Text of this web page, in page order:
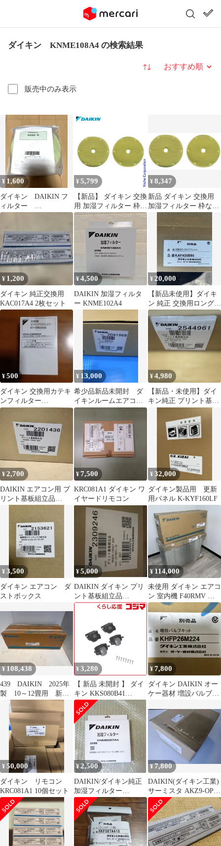
ダイキン KNME108A4 の検索結果
販売中のみ表示
並び替え
¥1,600
ダイキン DAIKIN フ
ィルター
KNME097A4
¥ 5,799
【新品】 ダイキン 交換
用 加湿フィルター 枠な
し KNME108A4 空気清
¥8,347
新品 ダイキン 交換用
加湿フィルター 枠なし
¥ 1,200
ダイキン 純正交換用
KAC017A4 2枚セット
¥4,500
DAIKIN 加湿フィルタ
ー KNME102A4
¥ 20,000
【新品未使用】ダイキ
ン 純正 交換用ロングラ
イフフィルター
KAF435B80
¥500
ダイキン 交換用カテキ
ンフィルター
KFV985A42
¥ 13,000
希少品新品未開封 ダ
イキンルームエアコン
室外機基板2041968
R28MES
¥4,980
【新品・未使用】ダイ
キン純正 プリント基板
¥2,700
DAIKIN エアコン用 プ
リント基板組立品
¥7,500
KRC081A1 ダイキン ワ
イヤードリモコン
¥32,000
ダイキン製品用 更新
用パネル K-KYF160LF
¥3,500
ダイキン エアコン ダ
ストボックス
¥5,000
DAIKIN ダイキン プリ
ント基板組立品
EX14011-1H P/NO
¥ 114,000
未使用 ダイキン エアコ
ン 室内機 F40RMV 室
外機 R40RMV
¥108,438
439 DAIKIN 2025年
製 10～12畳用 新品
未開封 保証書付き送
料含
¥ 3,280
【 新品 未開封 】 ダイ
キン KKS080B41
KKS080B41 未使用 送
料無料
¥7,800
ダイキン DAIKIN オー
ケー器材 増設バルブキ
¥50,000
ダイキン リモコン
KRC081A1 10個セット
¥2,500
DAIKIN/ダイキン純正
加湿フィルター
KNME097A4
¥7,800
DAIKIN(ダイキン工業)
サーミスタ AKZ9-OP-
K15